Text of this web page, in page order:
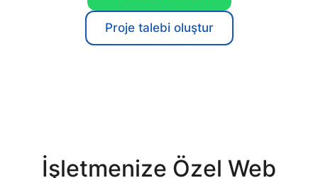
Proje talebi oluştur
İşletmenize Özel Web